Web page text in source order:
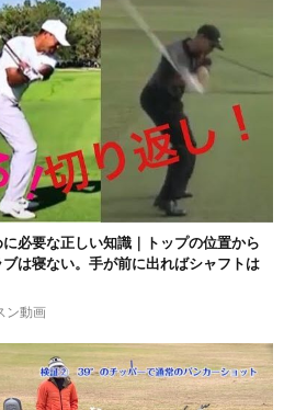
必要な正しい知識｜トップの位置から
は寝ない。手が前に出ればシャフトは
ン動画